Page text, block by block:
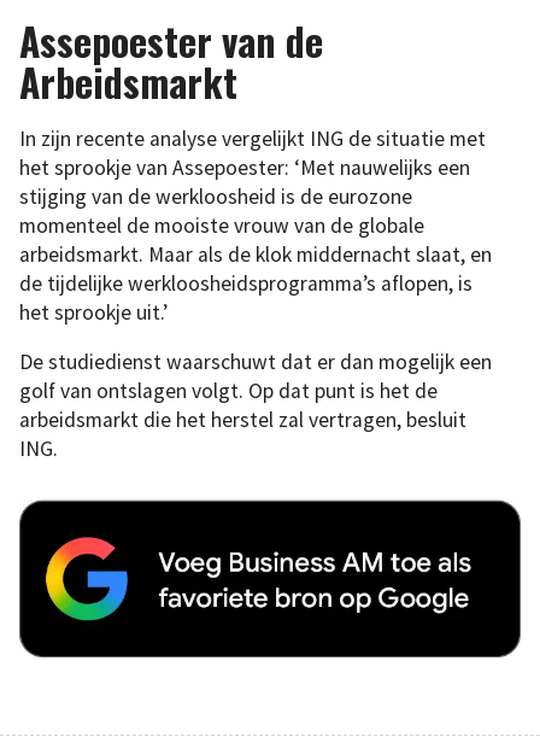
Assepoester van de
Arbeidsmarkt
In zijn recente analyse vergelijkt ING de situatie met
het sprookje van Assepoester: ‘Met nauwelijks een
stijging van de werkloosheid is de eurozone
momenteel de mooiste vrouw van de globale
arbeidsmarkt. Maar als de klok middernacht slaat, en
de tijdelijke werkloosheidsprogramma’s aflopen, is
het sprookje uit.’
De studiedienst waarschuwt dat er dan mogelijk een
golf van ontslagen volgt. Op dat punt is het de
arbeidsmarkt die het herstel zal vertragen, besluit
ING.